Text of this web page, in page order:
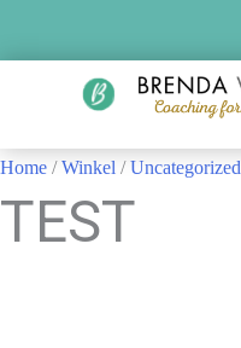
Home /Winkel /Uncategorized
TEST